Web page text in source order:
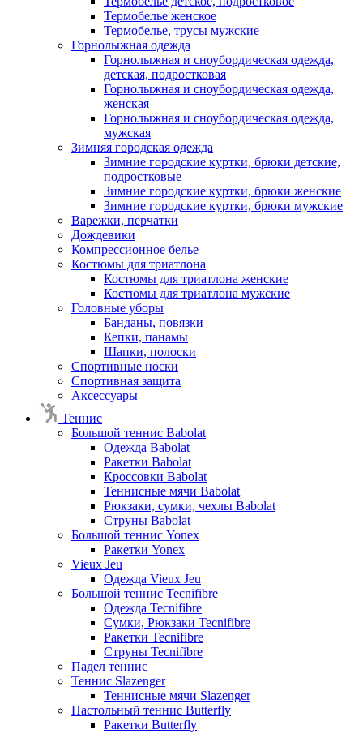
Термобелье женское
Термобелье, трусы мужские
Горнолыжная одежда
Горнолыжная и сноубордическая одежда,
детская, подростковая
Горнолыжная и сноубордическая одежда,
женская
Горнолыжная и сноубордическая одежда,
мужская
Зимняя городская одежда
Зимние городские куртки, брюки детские,
подростковые
Зимние городские куртки, брюки женские
Зимние городские куртки, брюки мужские
Варежки, перчатки
Дождевики
Компрессионное белье
Костюмы для триатлона
Костюмы для триатлона женские
Костюмы для триатлона мужские
Головные уборы
Банданы, повязки
Кепки, панамы
Шапки, полоски
Спортивные носки
Спортивная защита
Аксессуары
Теннис
Большой теннис Babolat
Одежда Babolat
Ракетки Babolat
Кроссовки Babolat
Теннисные мячи Babolat
Рюкзаки, сумки, чехлы Babolat
Струны Babolat
Большой теннис Yonex
Ракетки Yonex
Vieux Jeu
Одежда Vieux Jeu
Большой теннис Tecnifibre
Одежда Tecnifibre
Сумки, Рюкзаки Tecnifibre
Ракетки Tecnifibre
Струны Tecnifibre
Падел теннис
Теннис Slazenger
Теннисные мячи Slazenger
Настольный теннис Butterfly
Ракетки Butterfly